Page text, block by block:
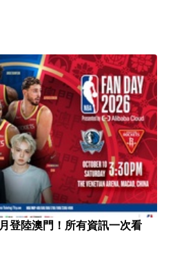
登陸澳門！所有資訊一次看